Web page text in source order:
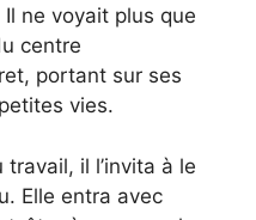
ne voyait plus que
centre
portant sur ses
vies.
il l’invita à le
Elle entra avec